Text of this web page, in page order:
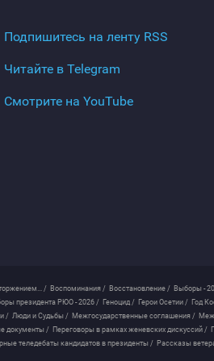
Подпишитесь на ленту RSS
Читайте в Telegram
Смотрите на YouTube
/ Воспоминания / Восстановление / Выборы -
президента РЮО - 2026 / Геноцид / Герои Осетии / Год
/ Люди и Судьбы / Межгосударственные соглашения /
документы / Переговоры в рамках женевских дискуссий /
теледебаты кандидатов в президенты / Рассказы